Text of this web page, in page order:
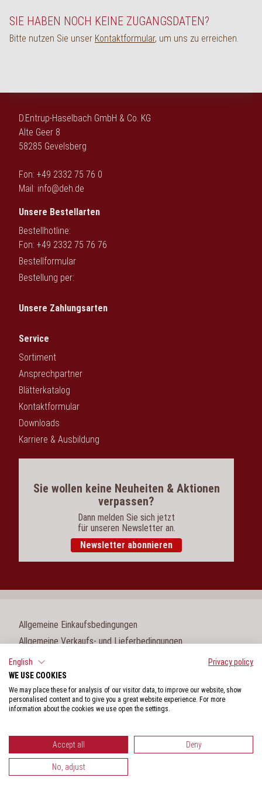
SIE HABEN NOCH KEINE ZUGANGSDATEN?
Bitte nutzen Sie unser Kontaktformular, um uns zu erreichen.
D.Entrup-Haselbach GmbH & Co. KG
Alte Geer 8
58285 Gevelsberg
Fon: +49 2332 75 76 0
Mail: info@deh.de
Unsere Bestellarten
Bestellhotline:
Fon: +49 2332 75 76 76
Bestellformular
Bestellung per:
Unsere Zahlungsarten
Service
Sortiment
Ansprechpartner
Blätterkatalog
Kontaktformular
Downloads
Karriere & Ausbildung
Sie wollen keine Neuheiten & Aktionen
verpassen?
Dann melden Sie sich jetzt
für unseren Newsletter an.
Newsletter abonnieren
Allgemeine Einkaufsbedingungen
Allgemeine Verkaufs- und Lieferbedingungen
Impressum
Datenschutz
English
English
Privacy policy
WE USE COOKIES
We may place these for analysis of our visitor data, to improve our website, show
personalised content and to give you a great website experience. For more
information about the cookies we use open the settings.
Accept all Deny
No, adjust